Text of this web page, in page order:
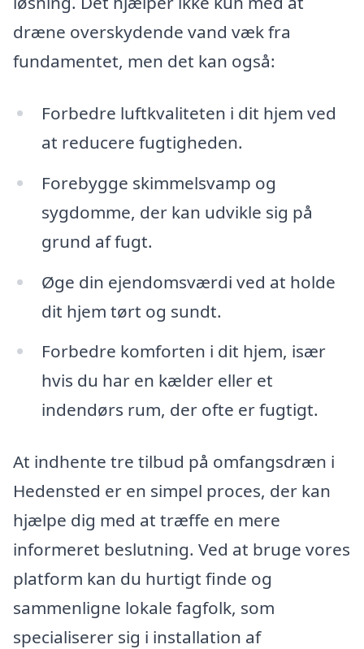
dræne overskydende vand væk fra
fundamentet, men det kan også:
Forbedre luftkvaliteten i dit hjem ved
at reducere fugtigheden.
Forebygge skimmelsvamp og
sygdomme, der kan udvikle sig på
grund af fugt.
Øge din ejendomsværdi ved at holde
dit hjem tørt og sundt.
Forbedre komforten i dit hjem, især
hvis du har en kælder eller et
indendørs rum, der ofte er fugtigt.
At indhente tre tilbud på omfangsdræn i
Hedensted er en simpel proces, der kan
hjælpe dig med at træffe en mere
informeret beslutning. Ved at bruge vores
platform kan du hurtigt finde og
sammenligne lokale fagfolk, som
specialiserer sig i installation af